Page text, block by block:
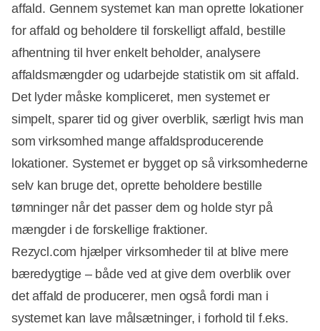
affald. Gennem systemet kan man oprette lokationer
for affald og beholdere til forskelligt affald, bestille
afhentning til hver enkelt beholder, analysere
affaldsmængder og udarbejde statistik om sit affald.
Det lyder måske kompliceret, men systemet er
simpelt, sparer tid og giver overblik, særligt hvis man
som virksomhed mange affaldsproducerende
lokationer. Systemet er bygget op så virksomhederne
selv kan bruge det, oprette beholdere bestille
tømninger når det passer dem og holde styr på
mængder i de forskellige fraktioner.
Rezycl.com hjælper virksomheder til at blive mere
bæredygtige – både ved at give dem overblik over
det affald de producerer, men også fordi man i
systemet kan lave målsætninger, i forhold til f.eks.